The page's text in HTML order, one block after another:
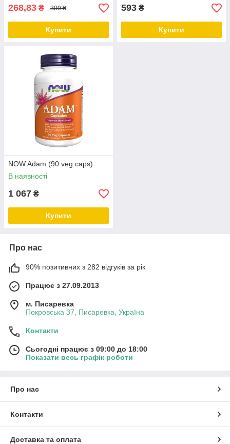
268,83 ₴ 309 ₴
Купити
593 ₴
Купити
NOW Adam (90 veg caps)
В наявності
1 067 ₴
Купити
Про нас
90% позитивних з 282 відгуків за рік
Працює з 27.09.2013
м. Писаревка
Покровська 37, Писаревка, Україна
Контакти
Сьогодні працює з 09:00 до 18:00
Показати весь графік роботи
Про нас
Контакти
Доставка та оплата